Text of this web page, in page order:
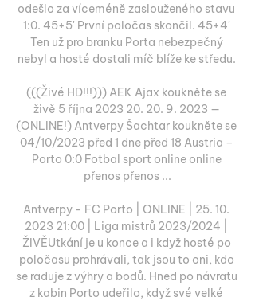
odešlo za víceméně zaslouženého stavu
1:0. 45+5' První poločas skončil. 45+4'
Ten už pro branku Porta nebezpečný
nebyl a hosté dostali míč blíže ke středu.
(((Živé HD!!!))) AEK Ajax koukněte se
živě 5 října 2023 20. 20. 9. 2023 —
(ONLINE!) Antverpy Šachtar koukněte se
04/10/2023 před 1 dne před 18 Austria –
Porto 0:0 Fotbal sport online online
přenos přenos ...
Antverpy - FC Porto | ONLINE | 25. 10.
2023 21:00 | Liga mistrů 2023/2024 |
ŽIVĚUtkání je u konce a i když hosté po
poločasu prohrávali, tak jsou to oni, kdo
se raduje z výhry a bodů. Hned po návratu
z kabin Porto udeřilo, když své velké